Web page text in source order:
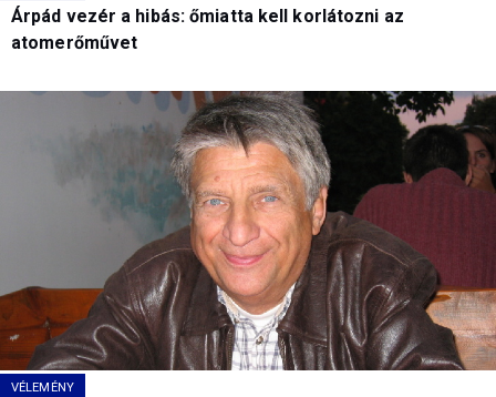
Árpád vezér a hibás: őmiatta kell korlátozni az
atomerőművet
VÉLEMÉNY